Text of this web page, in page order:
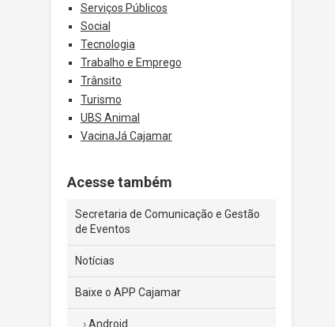
Serviços Públicos
Social
Tecnologia
Trabalho e Emprego
Trânsito
Turismo
UBS Animal
VacinaJá Cajamar
Acesse também
Secretaria de Comunicação e Gestão
de Eventos
Notícias
Baixe o APP Cajamar
Android